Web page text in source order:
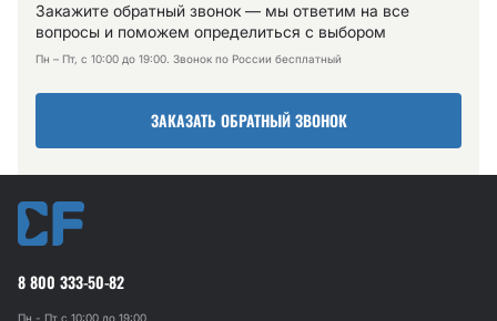
Закажите обратный звонок — мы ответим на все
вопросы и поможем определиться с выбором
Пн – Пт, с 10:00 до 19:00. Звонок по России бесплатный
ЗАКАЗАТЬ ОБРАТНЫЙ ЗВОНОК
8 800 333-50-82
Пн - Пт с 10:00 до 19:00